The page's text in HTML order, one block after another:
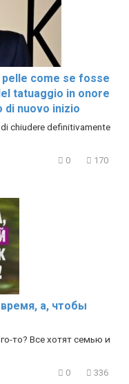
pelle come se fosse
tatuaggio in onore
di nuovo inizio
chiudere definitivamente
0 170
а, чтобы
то? Все хотят семью и
0 336